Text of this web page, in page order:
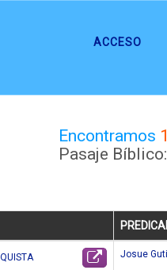
ACCESO
Encontramos 1
Pasaje Bíblico:
Josue